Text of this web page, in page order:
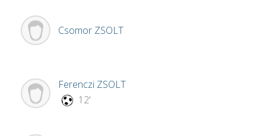
Csomor ZSOLT
Ferenczi ZSOLT
12'